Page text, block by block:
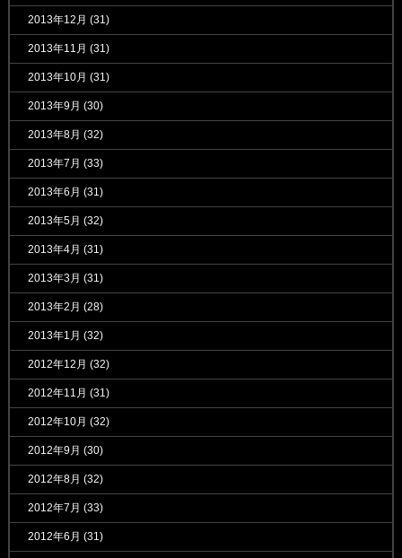
2013年12月 (31)
2013年11月 (31)
2013年10月 (31)
2013年9月 (30)
2013年8月 (32)
2013年7月 (33)
2013年6月 (31)
2013年5月 (32)
2013年4月 (31)
2013年3月 (31)
2013年2月 (28)
2013年1月 (32)
2012年12月 (32)
2012年11月 (31)
2012年10月 (32)
2012年9月 (30)
2012年8月 (32)
2012年7月 (33)
2012年6月 (31)